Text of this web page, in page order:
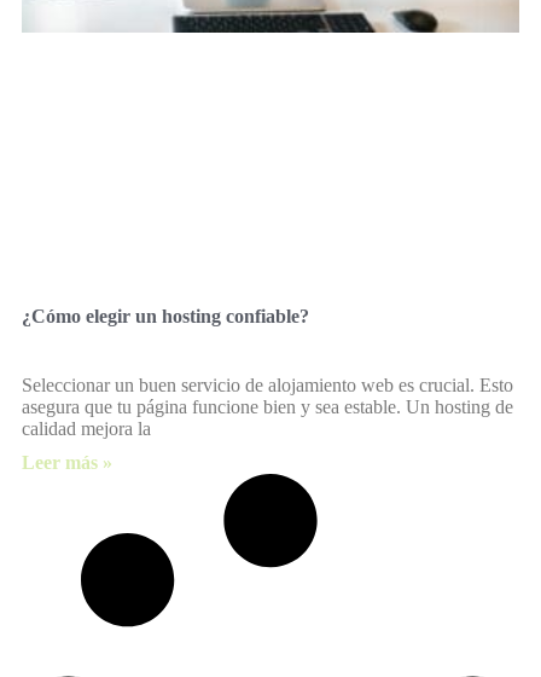
¿Cómo elegir un hosting confiable?
Seleccionar un buen servicio de alojamiento web es crucial. Esto
asegura que tu página funcione bien y sea estable. Un hosting de
calidad mejora la
Leer más »